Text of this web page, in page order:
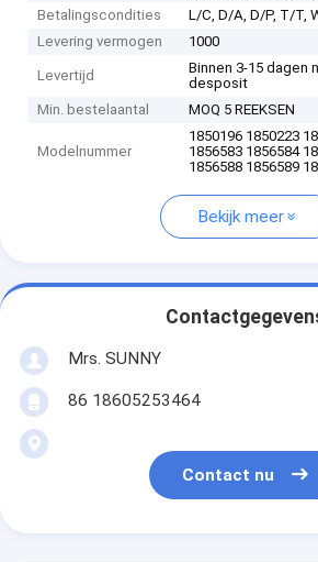
Betalingscondities
L/C, D/A, D/P, T/T,
Levering vermogen
1000
Levertijd
Binnen 3-15 dagen
desposit
Min. bestelaantal
MOQ 5 REEKSEN
Modelnummer
1850196 1850223
1856583 1856584
1856588 1856589
Bekijk meer
Mrs. SUNNY
86 18605253464
Contact nu